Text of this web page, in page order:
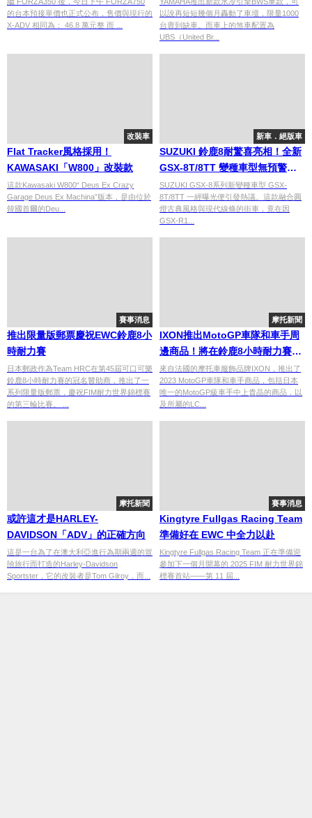
的台本預接單價也正式公布，售價與現行的
X-ADV 相同為： 46.8 萬元整 而 ...
以說再短短幾個月轟動了車壇，限量1000
台賣到缺車。而車上的煞車配置為
UBS（United Br...
改裝車
Flat Tracker風格採用！
KAWASAKI「W800」改裝款
這款Kawasaki W800“ Deus Ex Crazy
Garage Deus Ex Machina”版本，是由位於
韓國首爾的Deu...
新車．絕版車
SUZUKI 鈴鹿8耐驚喜亮相！全新
GSX-8T/8TT 變種車型無預警曝
光
SUZUKI GSX-8系列新變種車型 GSX-
8T/8TT 一經曝光便引發熱議。這款融合圓
燈古典風格與現代線條的街車，竟在因
GSX-R1...
賽事消息
推出限量版郵票慶祝EWC鈴鹿8小
時耐力賽
日本郵政作為Team HRC在第45屆可口可樂
鈴鹿8小時耐力賽的冠名贊助商，推出了一
系列限量版郵票，慶祝FIM耐力世界錦標賽
的第三輪比賽。 ...
摩托新聞
IXON推出MotoGP車隊和車手周
邊商品！將在鈴鹿8小時耐力賽和
日本MotoGP大獎賽上販售
來自法國的摩托車服飾品牌IXON，推出了
2023 MotoGP車隊和車手商品，包括日本
唯一的MotoGP級車手中上貴晶的商品，以
及所屬的LC...
摩托新聞
或許這才是HARLEY-
DAVIDSON「ADV」的正確方向
這是一台為了在澳大利亞進行為期兩週的冒
險旅行而打造的Harley-Davidson
Sportster，它的改裝者是Tom Gilroy，而...
賽事消息
Kingtyre Fullgas Racing Team
準備好在 EWC 中全力以赴
Kingtyre Fullgas Racing Team 正在準備迎
參加下一個月開幕的 2025 FIM 耐力世界錦
標賽首站——第 11 屆...